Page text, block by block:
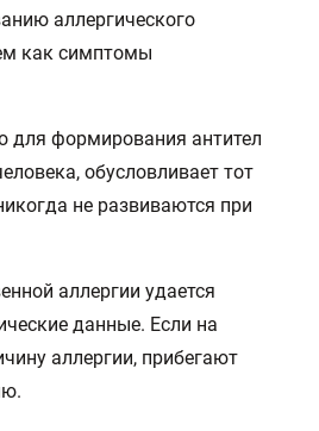
аллергического
как симптомы
для формирования антител
обусловливает тот
не развиваются при
аллергии удается
данные. Если на
аллергии, прибегают